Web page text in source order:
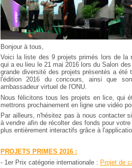
Bonjour à tous,
Voici la liste des 9 projets primés lors de la
qui a eu lieu le 21 mai 2016 lors du Salon
grande diversité des projets présentés a été
l'édition 2016 du concours, ainsi que
ambassadeur virtuel de l'ONU.
Nous félicitons tous les projets en lice, qui
mettrons prochainement en ligne une vidéo
Par ailleurs, n'hésitez pas à nous contacter
à vendre afin de récolter des fonds pour
plus entièrement interactifs grâce à
PROJETS PRIMES 2016 :
- 1er Prix catégorie internationale : Projet de